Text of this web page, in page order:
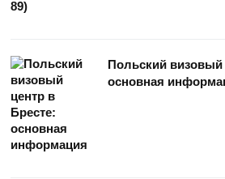
Польский визовый
основная